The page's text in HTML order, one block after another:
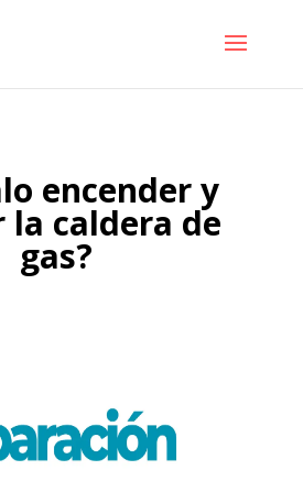
encender y
la caldera de
gas?